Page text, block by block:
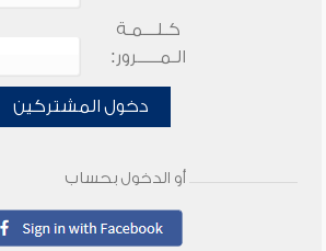
كـلـــمـة
الـمـــــرور:
دخول المشتركين
أو الدخول بحساب